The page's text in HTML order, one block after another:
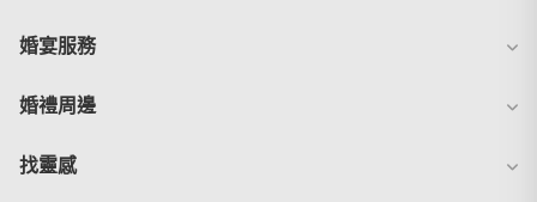
婚宴服務
婚禮周邊
找靈感